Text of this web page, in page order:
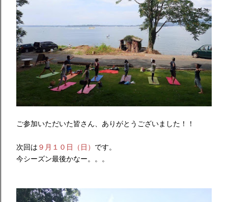
ご参加いただいた皆さん、ありがとうございました！！
次回は ９月１０日（日） です。
今シーズン最後かなー。。。